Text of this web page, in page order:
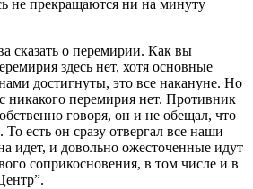
не прекращаются ни на минуту
сказать о перемирии. Как вы
здесь нет, хотя основные
достигнуты, это все накануне. Но
никакого перемирия нет. Противник
говоря, он и не обещал, что
То есть он сразу отвергал все наши
идет, и довольно ожесточенные идут
соприкосновения, в том числе и в